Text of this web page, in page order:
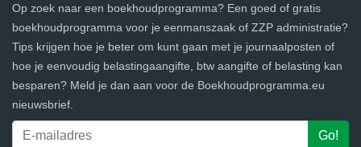
Op zoek naar een boekhoudprogramma? Een goed of gratis
boekhoudprogramma voor je eenmanszaak of ZZP administratie?
Tips krijgen hoe je beter om kunt gaan met je journaalposten of
hoe je eenvoudig belastingaangifte, btw aangifte of belasting kan
besparen? Meld je dan aan voor de Boekhoudprogramma.eu
nieuwsbrief.